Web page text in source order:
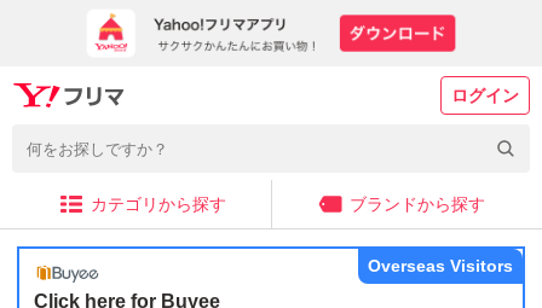
ログイン
カテゴリから探す ブランドから探す
Click here for Buyee
Overseas Visitors